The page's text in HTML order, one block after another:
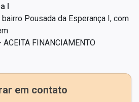
I
Pousada da Esperança I, com
FINANCIAMENTO
em contato